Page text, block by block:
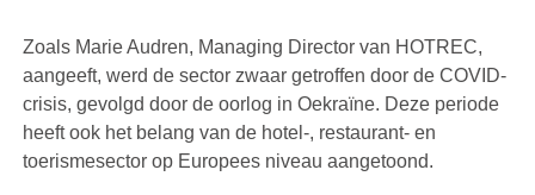
Zoals Marie Audren, Managing Director van HOTREC,
aangeeft, werd de sector zwaar getroffen door de COVID-
crisis, gevolgd door de oorlog in Oekraïne. Deze periode
heeft ook het belang van de hotel-, restaurant- en
toerismesector op Europees niveau aangetoond.